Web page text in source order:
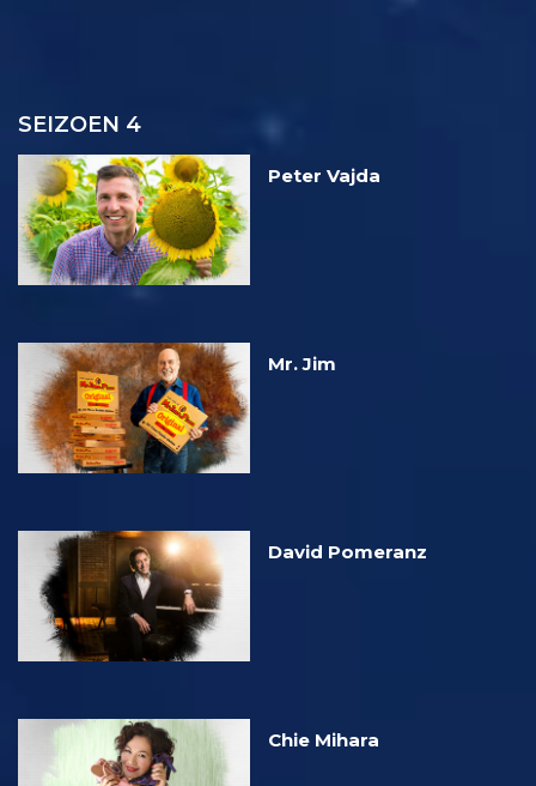
SEIZOEN 4
Peter Vajda
Mr. Jim
David Pomeranz
Chie Mihara